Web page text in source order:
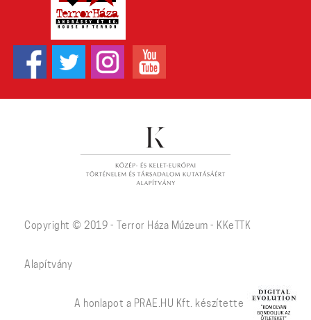
Copyright © 2019 - Terror Háza Múzeum - KKeTTK
Alapítvány
A honlapot a PRAE.HU Kft. készítette